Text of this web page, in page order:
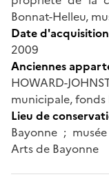
Bonnat-Helleu,
Date d'acquisition
2009
Anciennes
HOWARD-
municipale, fonds
Lieu de
Bayonne ;
Arts de Bayonne